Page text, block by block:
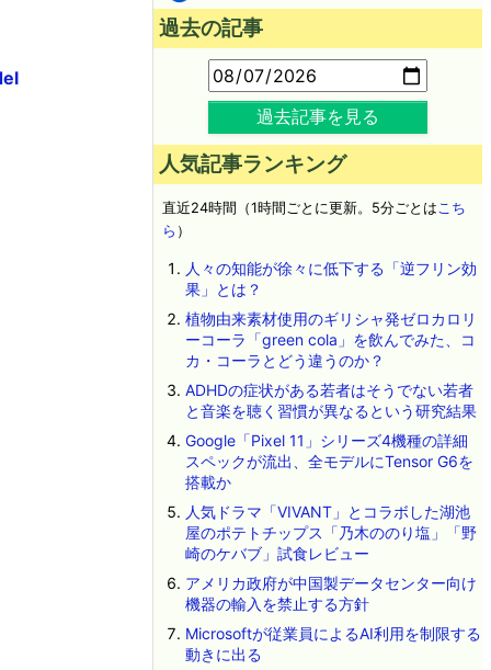
過去の記事
過去記事を見る
人気記事ランキング
直近24時間（1時間ごとに更新。5分ごとはこち
ら ）
人々の知能が徐々に低下する「逆フリン効
果」とは？
植物由来素材使用のギリシャ発ゼロカロリ
ーコーラ「green cola」を飲んでみた、コ
カ・コーラとどう違うのか？
ADHDの症状がある若者はそうでない若者
と音楽を聴く習慣が異なるという研究結果
Google「Pixel 11」シリーズ4機種の詳細
スペックが流出、全モデルにTensor G6を
搭載か
人気ドラマ「VIVANT」とコラボした湖池
屋のポテトチップス「乃木ののり塩」「野
崎のケバブ」試食レビュー
アメリカ政府が中国製データセンター向け
機器の輸入を禁止する方針
Microsoftが従業員によるAI利用を制限する
動きに出る